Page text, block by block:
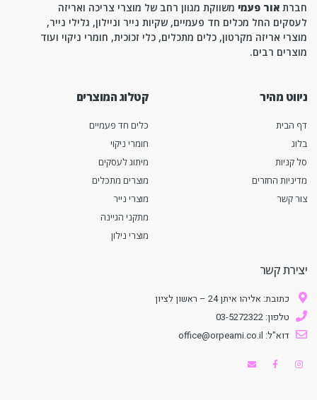
חברת אור פעמי משווקת מגוון רחב של מוצרי צריכה ואריזה
לעסקים החל מכלים חד פעמיים, שקיות נייר וניילון, גלילי נייר,
מוצרי אריזה מקרטון, כלים מתכלים, כלי זכוכית, חומרי ניקוי ועוד
מוצרים רבים.
ניווט מהיר
דף הבית
בלוג
סל קניות
מדיניות החזרים
צור קשר
קטלוג המוצרים
כלים חד פעמיים
חומרי ניקוי
מיתוג לעסקים
מוצרים מתכלים
מוצרי נייר
מתקני הגיינה
מוצרי נילון
יצירת קשר
כתובת: אליהו איתן 24 – ראשון לציון
טלפון: 03-5272322
דוא"ל: office@orpeami.co.il